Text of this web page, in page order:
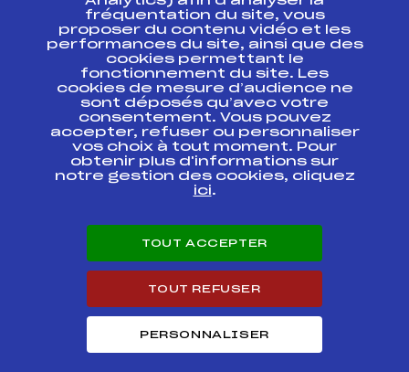
Ressources
Pass’Neige
Projet sportif fédéral
Projet de performance fédéral
Antidopage
Pôle Développement, Formation, Suivi
Scientifique
Listes ministérielles
Pôle vie de l’athlète
Enseignement professionnel
Carrières
fréquentation du site, vous
proposer du contenu vidéo et les
performances du site, ainsi que des
cookies permettant le
fonctionnement du site. Les
cookies de mesure d’audience ne
sont déposés qu’avec votre
consentement. Vous pouvez
accepter, refuser ou personnaliser
vos choix à tout moment. Pour
obtenir plus d'informations sur
notre gestion des cookies, cliquez
ici.
TOUT ACCEPTER
TOUT REFUSER
PERSONNALISER